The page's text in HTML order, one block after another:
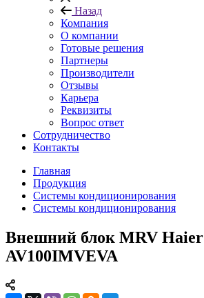
Назад
Компания
О компании
Готовые решения
Партнеры
Производители
Отзывы
Карьера
Реквизиты
Вопрос ответ
Сотрудничество
Контакты
Главная
Продукция
Системы кондиционирования
Системы кондиционирования
Внешний блок MRV Haier
AV100IMVEVA